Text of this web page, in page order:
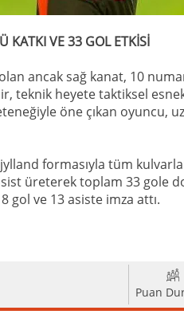
KATKI VE 33 GOL ETKİSİ
ancak sağ kanat, 10
teknik heyete taktiksel
öne çıkan oyuncu,
formasıyla tüm
üreterek toplam 33 gole
gol ve 13 asiste imza attı.
Puan